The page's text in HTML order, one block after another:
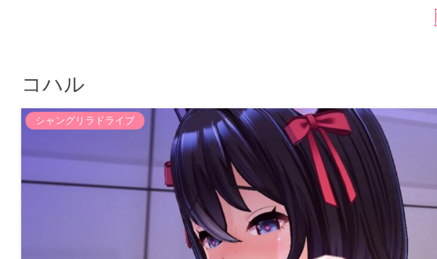
コハル
シャングリラドライブ